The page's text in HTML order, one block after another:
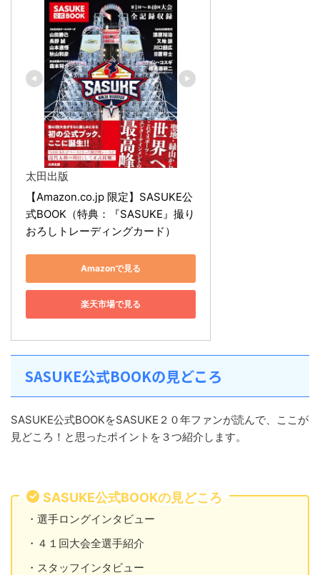
太田出版
【Amazon.co.jp 限定】SASUKE公
式BOOK（特典：『SASUKE』撮り
おろしトレーディングカード）
Amazonで見る
楽天市場で見る
SASUKE公式BOOKの見どころ
SASUKE公式BOOKをSASUKE２０年ファンが読んで、ここが
見どころ！と思ったポイントを３つ紹介します。
SASUKE公式BOOKの見どころ
・選手ロングインタビュー
・４１回大会全選手紹介
・スタッフインタビュー